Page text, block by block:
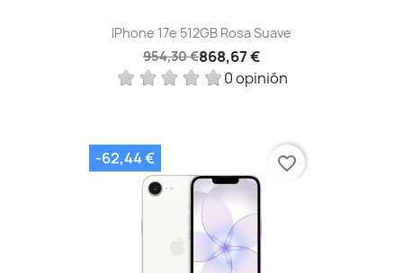
IPhone 17e 512GB Rosa Suave
954,30 €868,67 €
0 opinión
-62,44 € favorite_border